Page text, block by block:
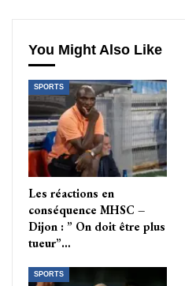
You Might Also Like
SPORTS
Les réactions en
conséquence MHSC –
Dijon : ” On doit être plus
tueur”…
SPORTS